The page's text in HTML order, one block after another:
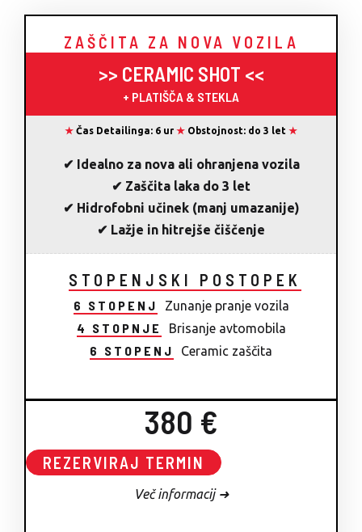
ZAŠČITA ZA NOVA VOZILA
>> CERAMIC SHOT <<
+ PLATIŠČA & STEKLA
★ Čas Detailinga: 6 ur ★ Obstojnost: do 3 let ★
✔ Idealno za nova ali ohranjena vozila
✔ Zaščita laka do 3 let
✔ Hidrofobni učinek (manj umazanije)
✔ Lažje in hitrejše čiščenje
STOPENJSKI POSTOPEK
6 STOPENJ Zunanje pranje vozila
4 STOPNJE Brisanje avtomobila
6 STOPENJ Ceramic zaščita
380 €
REZERVIRAJ TERMIN
Več informacij ➜